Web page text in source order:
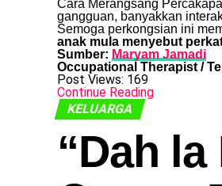
Cara Merangsang
gangguan, banyakkan
Semoga perkongsian ini
anak mula menyebut
Sumber: Maryam Jamadi
Occupational Therapist /
Post Views: 169
Continue Reading
KELUARGA
“Dah